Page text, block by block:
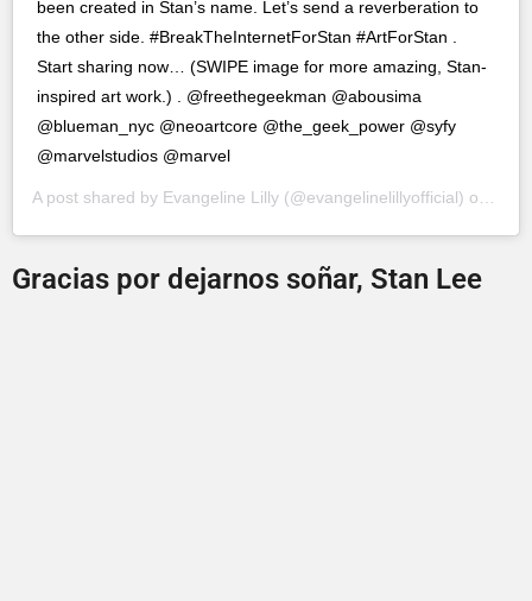
been created in Stan’s name. Let’s send a reverberation to
the other side. #BreakTheInternetForStan #ArtForStan .
Start sharing now… (SWIPE image for more amazing, Stan-
inspired art work.) . @freethegeekman @abousima
@blueman_nyc @neoartcore @the_geek_power @syfy
@marvelstudios @marvel
A post shared by Evangeline Lilly (@evangelinelillyofficial) on
Gracias por dejarnos soñar, Stan Lee